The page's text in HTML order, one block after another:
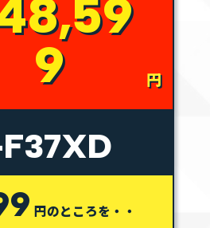
9
円
円のところを・・